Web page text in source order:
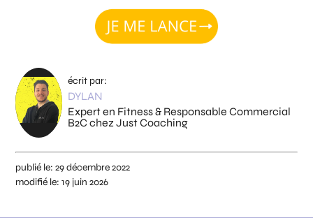
écrit par:
DYLAN
Expert en Fitness & Responsable Commercial
B2C chez Just Coaching
publié le:29 décembre 2022
modifié le:19 juin 2026